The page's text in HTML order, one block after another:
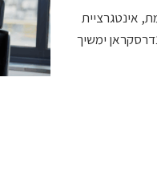
אינטגרציית
ימשיך